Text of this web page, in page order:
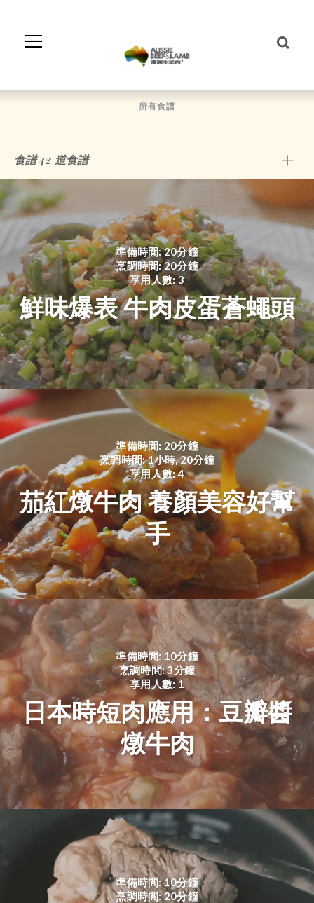
Navigation
所有食譜
食譜42 道食譜
準備時間: 20分鐘
烹調時間: 20分鐘
享用人數: 3
鮮味爆表 牛肉皮蛋蒼蠅頭
準備時間: 20分鐘
烹調時間: 1小時, 20分鐘
享用人數: 4
茄紅燉牛肉 養顏美容好幫
手
準備時間: 10分鐘
烹調時間: 3分鐘
享用人數: 1
日本時短肉應用：豆瓣醬
燉牛肉
準備時間: 10分鐘
烹調時間: 20分鐘